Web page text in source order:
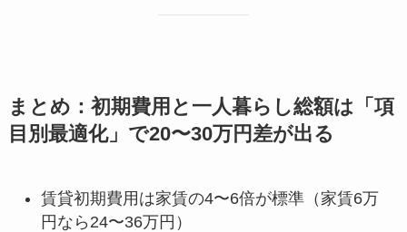
まとめ：初期費用と一人暮らし総額は「項
目別最適化」で20〜30万円差が出る
賃貸初期費用は家賃の4〜6倍が標準（家賃6万
円なら24〜36万円）